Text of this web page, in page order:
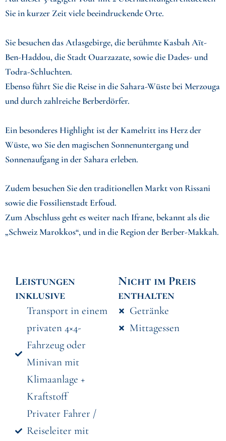
Sie in kurzer Zeit viele beeindruckende Orte.
Sie besuchen das Atlasgebirge, die berühmte Kasbah Aït-
Ben-Haddou, die Stadt Ouarzazate, sowie die Dades- und
Todra-Schluchten.
Ebenso führt Sie die Reise in die Sahara-Wüste bei Merzouga
und durch zahlreiche Berberdörfer.
Ein besonderes Highlight ist der Kamelritt ins Herz der
Wüste, wo Sie den magischen Sonnenuntergang und
Sonnenaufgang in der Sahara erleben.
Zudem besuchen Sie den traditionellen Markt von Rissani
sowie die Fossilienstadt Erfoud.
Zum Abschluss geht es weiter nach Ifrane, bekannt als die
„Schweiz Marokkos“, und in die Region der Berber-Makkah.
Leistungen
inklusive
Transport in einem
privaten 4×4-
Fahrzeug oder
Minivan mit
Klimaanlage +
Kraftstoff
Privater Fahrer /
Reiseleiter mit
Nicht im Preis
enthalten
Getränke
Mittagessen